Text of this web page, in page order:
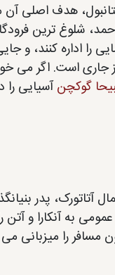
هدف اصلی
غرب میدان سلطان احمد، شلوغ ترین
را اداره کنند، و
جاری است. اگر می
گوکچنآسیایی را
کمال آتاتورک، پدر
به آنکارا و آتن
اسکان آنها اضافه شد و تا سال ۲۰۱۵، این فرودگاه سالانه بیش از ۶۰